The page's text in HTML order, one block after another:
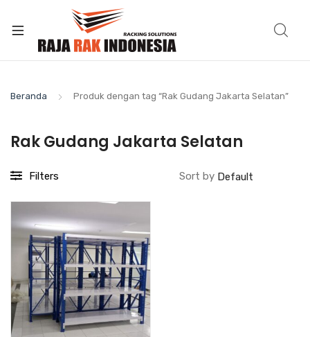
Beranda Produk dengan tag “Rak Gudang Jakarta Selatan”
Rak Gudang Jakarta Selatan
Filters Sort by